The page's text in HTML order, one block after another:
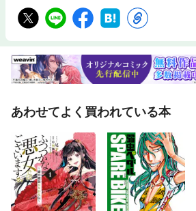
あわせてよく買われている本